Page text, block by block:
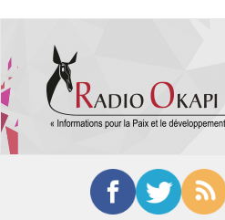
contenu
principal